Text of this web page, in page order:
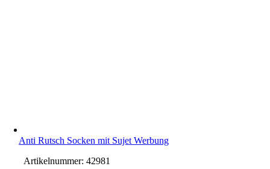
Anti Rutsch Socken mit Sujet Werbung
Artikelnummer:42981